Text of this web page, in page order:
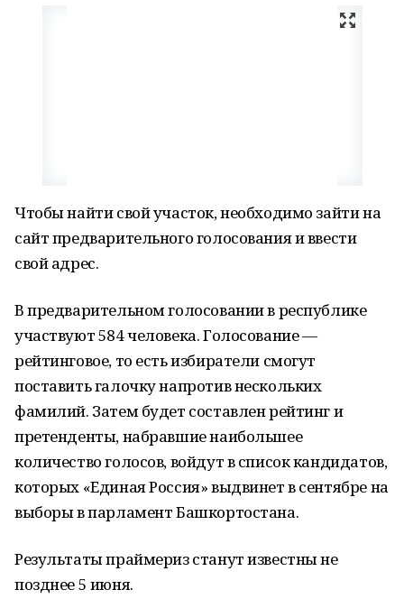
Чтобы найти свой участок, необходимо зайти на
сайт предварительного голосования и ввести
свой адрес.
В предварительном голосовании в республике
участвуют 584 человека. Голосование —
рейтинговое, то есть избиратели смогут
поставить галочку напротив нескольких
фамилий. Затем будет составлен рейтинг и
претенденты, набравшие наибольшее
количество голосов, войдут в список кандидатов,
которых «Единая Россия» выдвинет в сентябре на
выборы в парламент Башкортостана.
Результаты праймериз станут известны не
позднее 5 июня.